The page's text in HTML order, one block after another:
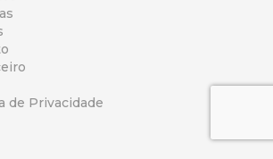
de Privacidade